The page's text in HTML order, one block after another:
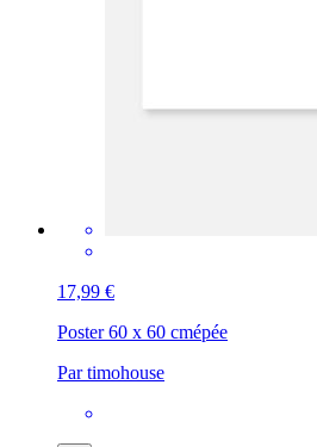
17,99 €
Poster 60 x 60 cmépée
Par timohouse